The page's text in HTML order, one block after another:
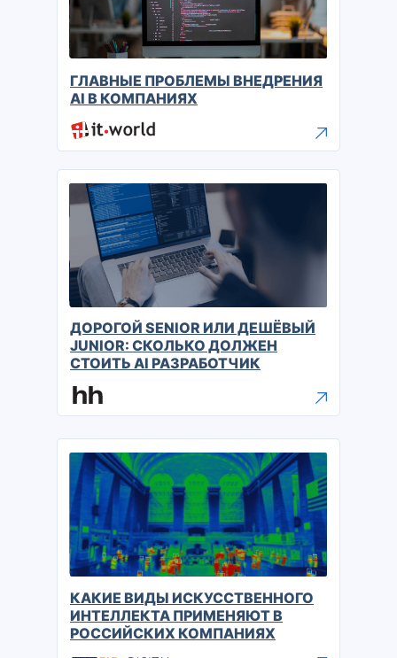
ГЛАВНЫЕ ПРОБЛЕМЫ ВНЕДРЕНИЯ
AI В КОМПАНИЯХ
ДОРОГОЙ SENIOR ИЛИ ДЕШЁВЫЙ
JUNIOR: СКОЛЬКО ДОЛЖЕН
СТОИТЬ AI РАЗРАБОТЧИК
КАКИЕ ВИДЫ ИСКУССТВЕННОГО
ИНТЕЛЛЕКТА ПРИМЕНЯЮТ В
РОССИЙСКИХ КОМПАНИЯХ